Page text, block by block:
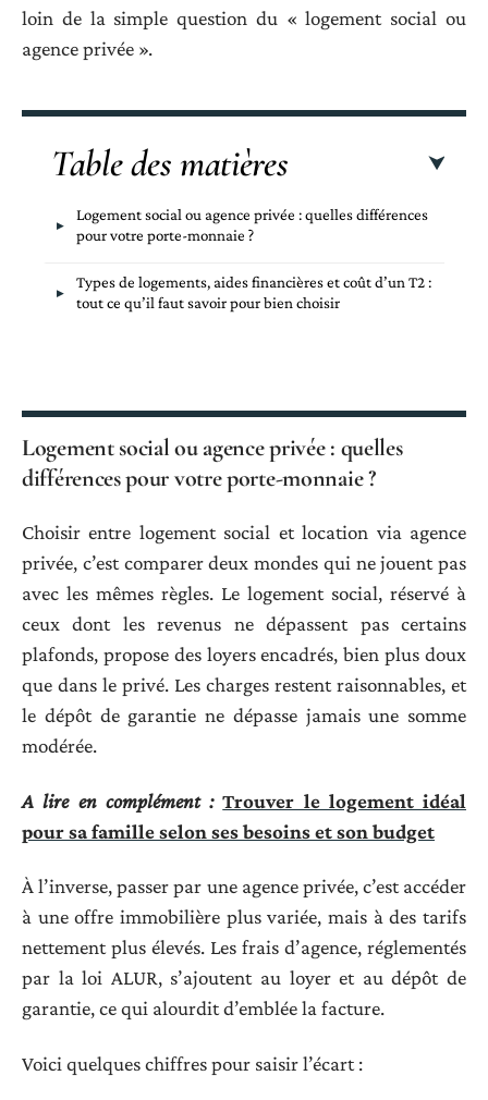
loin de la simple question du « logement social ou
agence privée ».
Table des matières
Logement social ou agence privée : quelles différences
pour votre porte-monnaie ?
Types de logements, aides financières et coût d’un T2 :
tout ce qu’il faut savoir pour bien choisir
Logement social ou agence privée : quelles
différences pour votre porte-monnaie ?
Choisir entre logement social et location via agence
privée, c’est comparer deux mondes qui ne jouent pas
avec les mêmes règles. Le logement social, réservé à
ceux dont les revenus ne dépassent pas certains
plafonds, propose des loyers encadrés, bien plus doux
que dans le privé. Les charges restent raisonnables, et
le dépôt de garantie ne dépasse jamais une somme
modérée.
A lire en complément : Trouver le logement idéal
pour sa famille selon ses besoins et son budget
À l’inverse, passer par une agence privée, c’est accéder
à une offre immobilière plus variée, mais à des tarifs
nettement plus élevés. Les frais d’agence, réglementés
par la loi ALUR, s’ajoutent au loyer et au dépôt de
garantie, ce qui alourdit d’emblée la facture.
Voici quelques chiffres pour saisir l’écart :